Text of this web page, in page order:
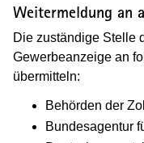
Weitermeldung an
Die zuständige Stelle
Gewerbeanzeige an
übermitteln:
Behörden der
Bundesagentur